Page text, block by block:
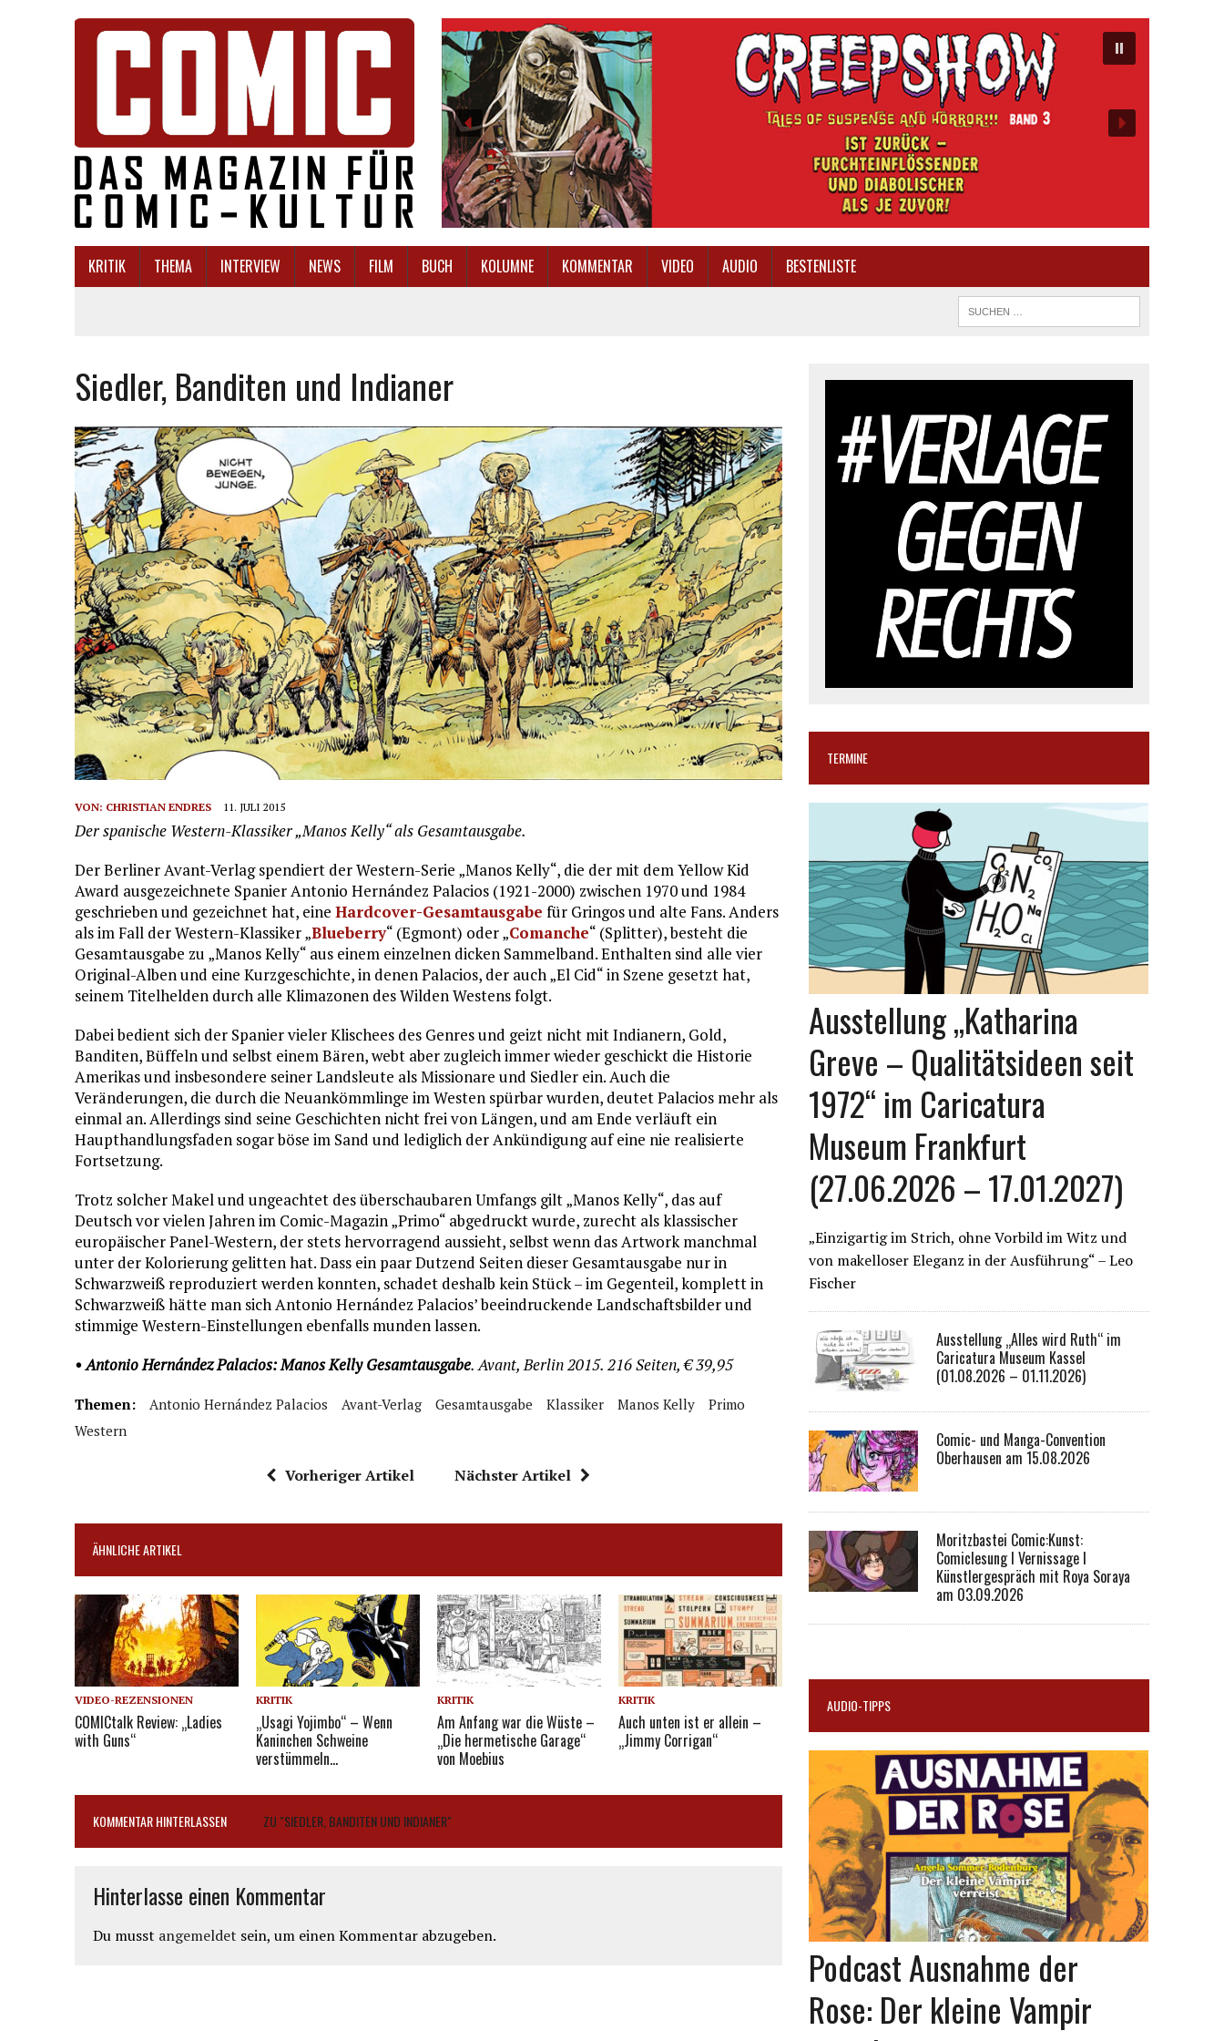
KRITIK THEMA INTERVIEW NEWS FILM BUCH KOLUMNE KOMMENTAR VIDEO AUDIO BESTENLISTE
Siedler, Banditen und Indianer
VON: CHRISTIAN ENDRES 11. JULI 2015
Der spanische Western-Klassiker „Manos Kelly“ als Gesamtausgabe.
Der Berliner Avant-Verlag spendiert der Western-Serie „Manos Kelly“, die der mit dem Yellow Kid
Award ausgezeichnete Spanier Antonio Hernández Palacios (1921-2000) zwischen 1970 und 1984
geschrieben und gezeichnet hat, eine Hardcover-Gesamtausgabe für Gringos und alte Fans. Anders
als im Fall der Western-Klassiker „Blueberry“ (Egmont) oder „Comanche“ (Splitter), besteht die
Gesamtausgabe zu „Manos Kelly“ aus einem einzelnen dicken Sammelband. Enthalten sind alle vier
Original-Alben und eine Kurzgeschichte, in denen Palacios, der auch „El Cid“ in Szene gesetzt hat,
seinem Titelhelden durch alle Klimazonen des Wilden Westens folgt.
Dabei bedient sich der Spanier vieler Klischees des Genres und geizt nicht mit Indianern, Gold,
Banditen, Büffeln und selbst einem Bären, webt aber zugleich immer wieder geschickt die Historie
Amerikas und insbesondere seiner Landsleute als Missionare und Siedler ein. Auch die
Veränderungen, die durch die Neuankömmlinge im Westen spürbar wurden, deutet Palacios mehr als
einmal an. Allerdings sind seine Geschichten nicht frei von Längen, und am Ende verläuft ein
Haupthandlungsfaden sogar böse im Sand und lediglich der Ankündigung auf eine nie realisierte
Fortsetzung.
Trotz solcher Makel und ungeachtet des überschaubaren Umfangs gilt „Manos Kelly“, das auf
Deutsch vor vielen Jahren im Comic-Magazin „Primo“ abgedruckt wurde, zurecht als klassischer
europäischer Panel-Western, der stets hervorragend aussieht, selbst wenn das Artwork manchmal
unter der Kolorierung gelitten hat. Dass ein paar Dutzend Seiten dieser Gesamtausgabe nur in
Schwarzweiß reproduziert werden konnten, schadet deshalb kein Stück – im Gegenteil, komplett in
Schwarzweiß hätte man sich Antonio Hernández Palacios’ beeindruckende Landschaftsbilder und
stimmige Western-Einstellungen ebenfalls munden lassen.
• Antonio Hernández Palacios: Manos Kelly Gesamtausgabe. Avant, Berlin 2015. 216 Seiten, € 39,95
Themen: Antonio Hernández Palacios Avant-Verlag Gesamtausgabe Klassiker Manos Kelly
Primo
Western
Vorheriger Artikel Nächster Artikel
ÄHNLICHE ARTIKEL
VIDEO-REZENSIONEN
COMICtalk Review: „Ladies
with Guns“
KRITIK
„Usagi Yojimbo“ – Wenn
Kaninchen Schweine
verstümmeln…
KRITIK
Am Anfang war die Wüste –
„Die hermetische Garage“
von Moebius
KRITIK
Auch unten ist er allein –
„Jimmy Corrigan“
KOMMENTAR HINTERLASSEN ZU "SIEDLER, BANDITEN UND INDIANER"
Hinterlasse einen Kommentar
Du musst angemeldet sein, um einen Kommentar abzugeben.
TERMINE
Ausstellung „Katharina
Greve – Qualitätsideen seit
1972“ im Caricatura
Museum Frankfurt
(27.06.2026 – 17.01.2027)
„Einzigartig im Strich, ohne Vorbild im Witz und
von makelloser Eleganz in der Ausführung“ – Leo
Fischer
Ausstellung „Alles wird Ruth“ im
Caricatura Museum Kassel
(01.08.2026 – 01.11.2026)
Comic- und Manga-Convention
Oberhausen am 15.08.2026
Moritzbastei Comic:Kunst:
Comiclesung I Vernissage I
Künstlergespräch mit Roya Soraya
am 03.09.2026
AUDIO-TIPPS
Podcast Ausnahme der
Rose: Der kleine Vampir